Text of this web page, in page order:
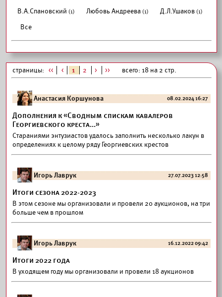
В.А.Спановский (1) Любовь Андреева (1) Д.Л.Ушаков (1)
Все
страницы: << < 1 2 > >> всего: 18 на 2 стр.
Анастасия Коршунова 08.02.2024 16:27
Дополнения к «Сводным спискам кавалеров
Георгиевского креста...»
Стараниями энтузиастов удалось заполнить несколько лакун в
определениях к целому ряду Георгиевских крестов
Игорь Лаврук 27.07.2023 12:58
Итоги сезона 2022-2023
В этом сезоне мы организовали и провели 20 аукционов, на три
больше чем в прошлом
Игорь Лаврук 16.12.2022 09:42
Итоги 2022 года
В уходящем году мы организовали и провели 18 аукционов